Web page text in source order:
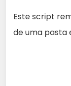
Este script
de uma pasta